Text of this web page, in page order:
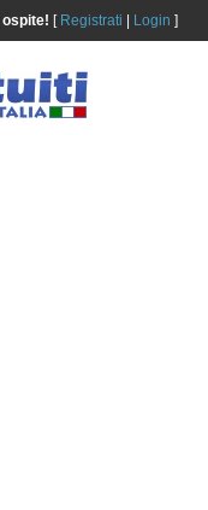
ospite! [ Registrati Login ]